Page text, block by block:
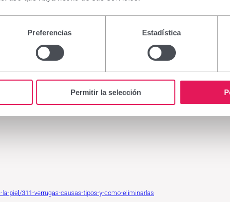
Preferencias Estadística
Permitir la selección
controlada de ácido salicílico para el tratamiento local
durante 8 horas . Cómodo y fácil de usar, actúa con total
plástica oclusiva que abre los poros, favorece la
. Contiene
capas de la epidermis, alcanzando un óptimo nivel de
piel/311-verrugas-causas-tipos-y-como-eliminarlas